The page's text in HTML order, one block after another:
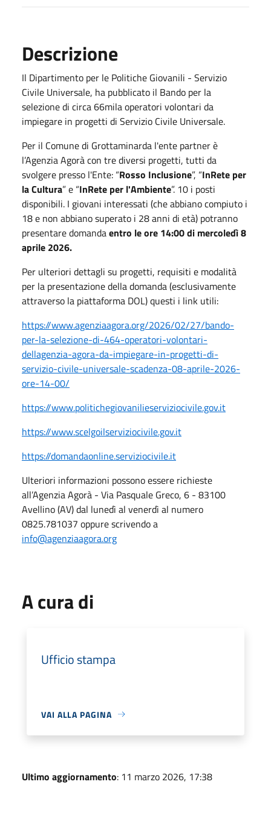
Descrizione
Il Dipartimento per le Politiche Giovanili - Servizio
Civile Universale, ha pubblicato il Bando per la
selezione di circa 66mila operatori volontari da
impiegare in progetti di Servizio Civile Universale.
Per il Comune di Grottaminarda l'ente partner è
l’Agenzia Agorà con tre diversi progetti, tutti da
svolgere presso l'Ente: “Rosso Inclusione”, “InRete per
la Cultura” e “InRete per l'Ambiente”. 10 i posti
disponibili. I giovani interessati (che abbiano compiuto i
18 e non abbiano superato i 28 anni di età) potranno
presentare domandaentro le ore 14:00 di mercoledì 8
aprile 2026.
Per ulteriori dettagli su progetti, requisiti e modalità
per la presentazione della domanda (esclusivamente
attraverso la piattaforma DOL) questi i link utili:
https://www.agenziaagora.org/2026/02/27/bando-
per-la-selezione-di-464-operatori-volontari-
dellagenzia-agora-da-impiegare-in-progetti-di-
servizio-civile-universale-scadenza-08-aprile-2026-
ore-14-00/
https://www.politichegiovanilieserviziocivile.gov.it
https://www.scelgoilserviziocivile.gov.it
https://domandaonline.serviziocivile.it
Ulteriori informazioni possono essere richieste
all’Agenzia Agorà - Via Pasquale Greco, 6 - 83100
Avellino (AV) dal lunedì al venerdì al numero
0825.781037 oppure scrivendo a
info@agenziaagora.org
A cura di
Ufficio stampa
VAI ALLA PAGINA
Ultimo aggiornamento: 11 marzo 2026, 17:38